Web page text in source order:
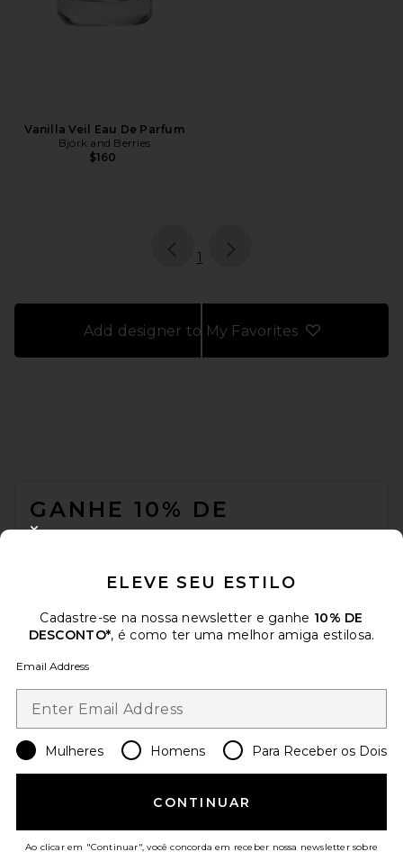
Vanilla Veil Eau De Parfum
Björk and Berries
$160
page
1
Add designer to My Favorites
GANHE 10% DE
DESCONTO
Opte por sair a qualquer momento.
Política de Privacidade
Email Address
Sign Up
Change Country Regions
USD
AJUDE-NOS A MELHORAR!
Responda uma rápida pesquisa sobre seu acesso.Vamos lá!
ELEVE SEU ESTILO
Cadastre-se na nossa newsletter e ganhe 10% DE
DESCONTO*, é como ter uma melhor amiga estilosa.
Email Address
Mulheres Homens Para Receber os Dois
CONTINUAR
Ao clicar em "Continuar", você concorda em receber nossa newsletter sobre